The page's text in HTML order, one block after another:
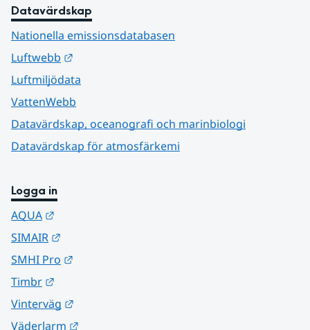
Datavärdskap
Nationella emissionsdatabasen
Luftwebb
Luftmiljödata
VattenWebb
Datavärdskap, oceanografi och marinbiologi
Datavärdskap för atmosfärkemi
Logga in
AQUA
SIMAIR
SMHI Pro
Timbr
Vinterväg
Väderlarm